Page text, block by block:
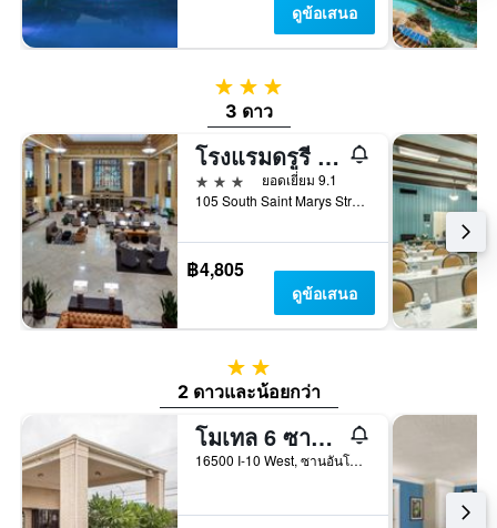
ดูข้อเสนอ
3 ดาว
3 ดาว
โรงแรมดรูรี พลาซา ซานอันโตนิโอริ ริเวอร์วอล์ก
3 ดาว
ยอดเยี่ยม 9.1
105 South Saint Marys Street, ซานอันโตนิโอ, TX, สหรัฐอเมริกา
฿4,805
ดูข้อเสนอ
2 ดาว
2 ดาวและน้อยกว่า
โมเทล 6 ซานอันโตนิโอ เท็กซัส - ฟิเอสตา
16500 I-10 West, ซานอันโตนิโอ, TX, สหรัฐอเมริกา